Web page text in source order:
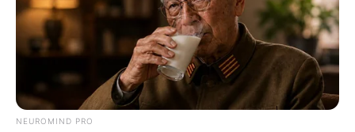
NEUROMIND PRO